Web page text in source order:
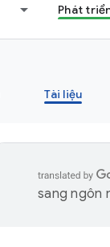
Phát
Tài liệu
sang ngôn